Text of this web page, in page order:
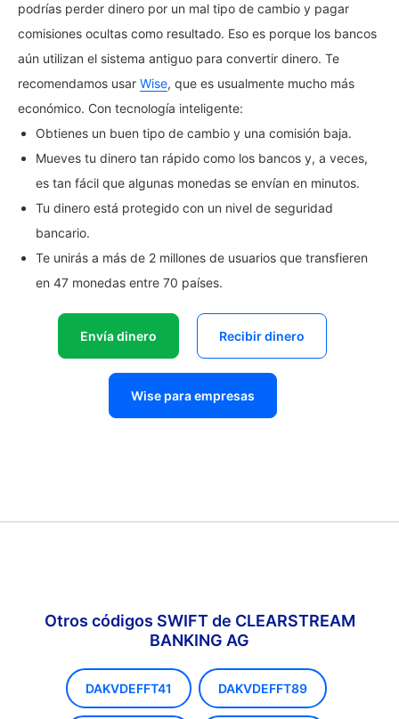
podrías perder dinero por un mal tipo de cambio y pagar
comisiones ocultas como resultado. Eso es porque los bancos
aún utilizan el sistema antiguo para convertir dinero. Te
recomendamos usar Wise, que es usualmente mucho más
económico. Con tecnología inteligente:
Obtienes un buen tipo de cambio y una comisión baja.
Mueves tu dinero tan rápido como los bancos y, a veces,
es tan fácil que algunas monedas se envían en minutos.
Tu dinero está protegido con un nivel de seguridad
bancario.
Te unirás a más de 2 millones de usuarios que transfieren
en 47 monedas entre 70 países.
Envía dinero Recibir dinero
Wise para empresas
Otros códigos SWIFT de CLEARSTREAM
BANKING AG
DAKVDEFFT41 DAKVDEFFT89